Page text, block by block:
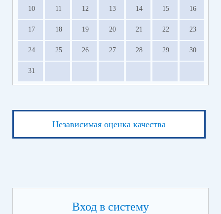
10 11 12 13 14 15 16
17 18 19 20 21 22 23
24 25 26 27 28 29 30
31
Независимая оценка качества
Вход в систему